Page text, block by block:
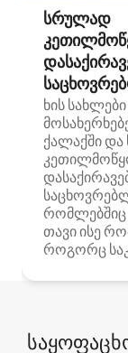
სრულად
ხის
ქალაქში და
რომლებშიც
თავი ისე
როგორც